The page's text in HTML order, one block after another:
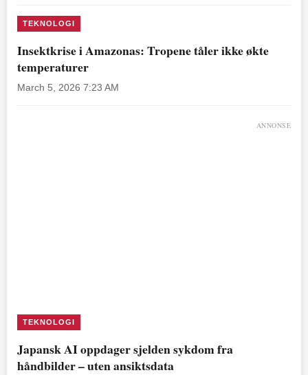
TEKNOLOGI
Insektkrise i Amazonas: Tropene tåler ikke økte
temperaturer
March 5, 2026 7:23 AM
ANNONSE
TEKNOLOGI
Japansk AI oppdager sjelden sykdom fra
håndbilder – uten ansiktsdata